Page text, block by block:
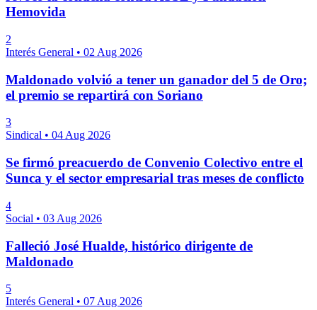
Hemovida
2
Interés General • 02 Aug 2026
Maldonado volvió a tener un ganador del 5 de Oro;
el premio se repartirá con Soriano
3
Sindical • 04 Aug 2026
Se firmó preacuerdo de Convenio Colectivo entre el
Sunca y el sector empresarial tras meses de conflicto
4
Social • 03 Aug 2026
Falleció José Hualde, histórico dirigente de
Maldonado
5
Interés General • 07 Aug 2026